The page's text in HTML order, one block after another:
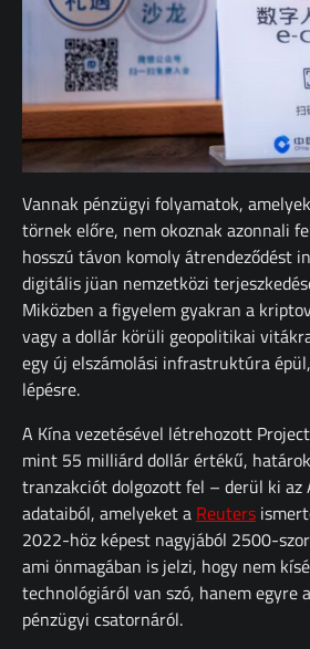
Vannak pénzügyi folyamatok,
törnek előre, nem okoznak azonnali
hosszú távon komoly átrendeződést
digitális jüan nemzetközi
Miközben a figyelem gyakran a
vagy a dollár körüli geopolitikai
egy új elszámolási infrastruktúra
lépésre.
A Kína vezetésével létrehozott
mint 55 milliárd dollár értékű,
tranzakciót dolgozott fel – derül ki
adataiból, amelyeket a Reuters
2022-höz képest nagyjából 2500-
ami önmagában is jelzi, hogy nem
technológiáról van szó, hanem egyre
pénzügyi csatornáról.